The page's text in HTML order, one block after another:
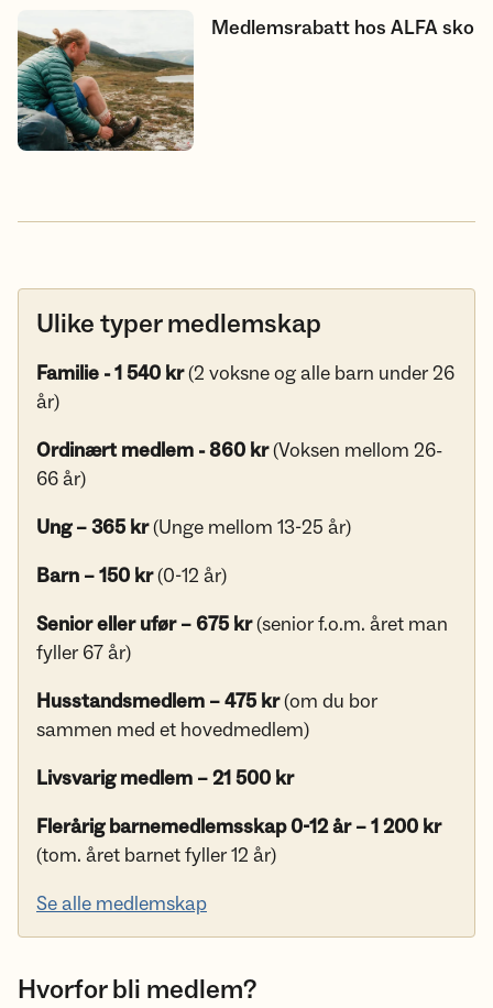
Medlemsrabatt hos ALFA skoMedlemsrabatt hos ALFA sko
Ulike typer medlemskap
Familie - 1 540 kr(2 voksne og alle barn under 26
år)
Ordinært medlem - 860 kr(Voksen mellom 26-
66 år)
Ung – 365 kr(Unge mellom 13-25 år)
Barn – 150 kr(0-12 år)
Senior eller ufør – 675 kr(senior f.o.m. året man
fyller 67 år)
Husstandsmedlem – 475 kr(om du bor
sammen med et hovedmedlem)
Livsvarig medlem – 21 500 kr
Flerårig barnemedlemsskap 0-12 år – 1 200 kr
(tom. året barnet fyller 12 år)
Se alle medlemskap
Hvorfor bli medlem?